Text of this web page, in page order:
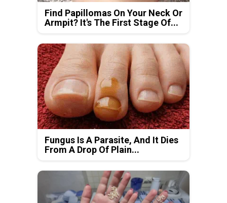
Find Papillomas On Your Neck Or
Armpit? It's The First Stage Of...
Fungus Is A Parasite, And It Dies
From A Drop Of Plain...